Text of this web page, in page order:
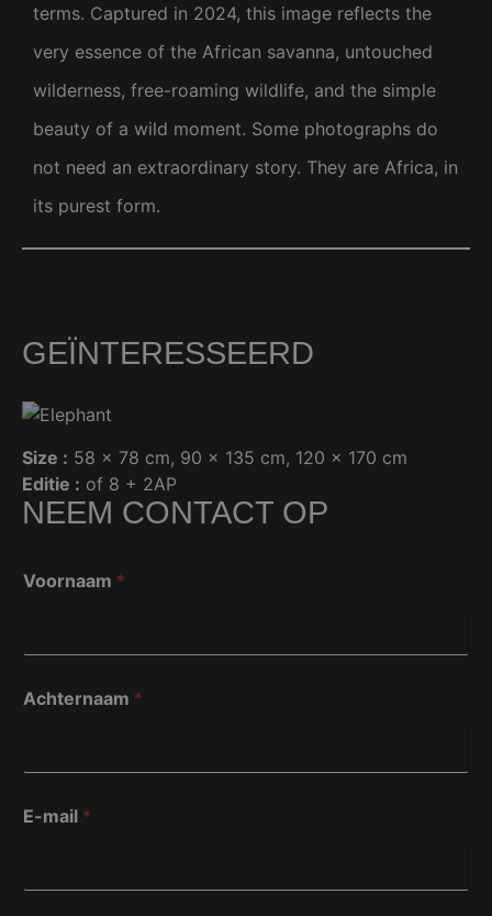
terms. Captured in 2024, this image reflects the
very essence of the African savanna, untouched
wilderness, free-roaming wildlife, and the simple
beauty of a wild moment. Some photographs do
not need an extraordinary story. They are Africa, in
its purest form.
GEÏNTERESSEERD
Size : 58 x 78 cm, 90 x 135 cm, 120 x 170 cm
Editie : of 8 + 2AP
NEEM CONTACT OP
Voornaam *
Achternaam *
o
E-mail *